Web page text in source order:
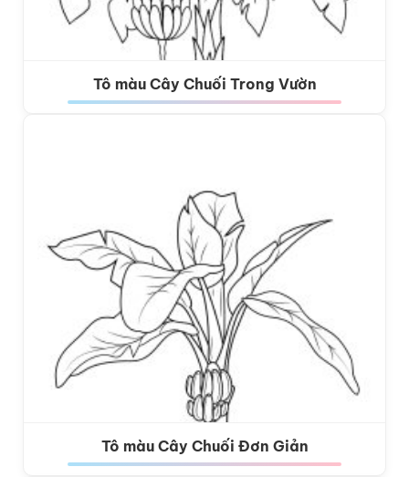
Tô màu Cây Chuối Trong Vườn
Tô màu Cây Chuối Đơn Giản